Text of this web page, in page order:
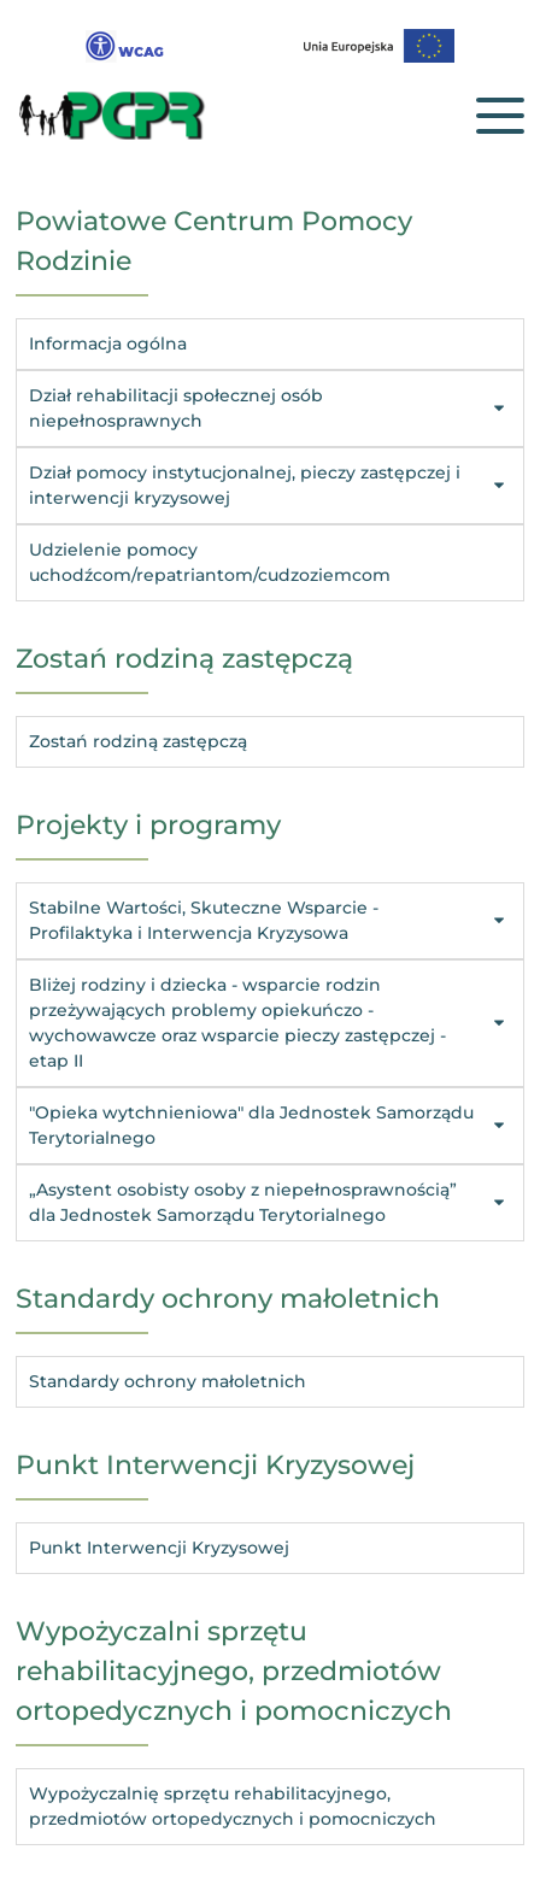
Powiatowe Centrum Pomocy
Rodzinie
Informacja ogólna
Dział rehabilitacji społecznej osób
niepełnosprawnych
Dział pomocy instytucjonalnej, pieczy zastępczej i
interwencji kryzysowej
Udzielenie pomocy
uchodźcom/repatriantom/cudzoziemcom
Zostań rodziną zastępczą
Zostań rodziną zastępczą
Projekty i programy
Stabilne Wartości, Skuteczne Wsparcie -
Profilaktyka i Interwencja Kryzysowa
Bliżej rodziny i dziecka - wsparcie rodzin
przeżywających problemy opiekuńczo -
wychowawcze oraz wsparcie pieczy zastępczej -
etap II
"Opieka wytchnieniowa" dla Jednostek Samorządu
Terytorialnego
„Asystent osobisty osoby z niepełnosprawnością”
dla Jednostek Samorządu Terytorialnego
Standardy ochrony małoletnich
Standardy ochrony małoletnich
Punkt Interwencji Kryzysowej
Punkt Interwencji Kryzysowej
Wypożyczalni sprzętu
rehabilitacyjnego, przedmiotów
ortopedycznych i pomocniczych
Wypożyczalnię sprzętu rehabilitacyjnego,
przedmiotów ortopedycznych i pomocniczych